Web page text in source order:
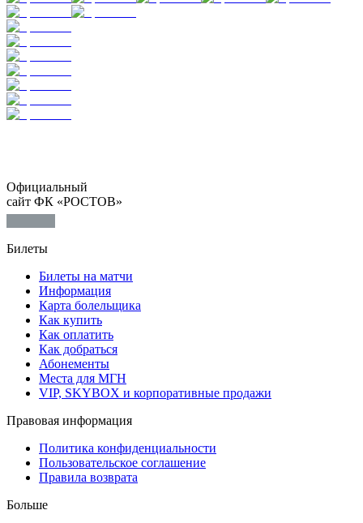
Официальный
сайт ФК «РОСТОВ»
Билеты
Билеты на матчи
Информация
Карта болельщика
Как купить
Как оплатить
Как добраться
Абонементы
Места для МГН
VIP, SKYBOX и корпоративные продажи
Правовая информация
Политика конфиденциальности
Пользовательское соглашение
Правила возврата
Больше